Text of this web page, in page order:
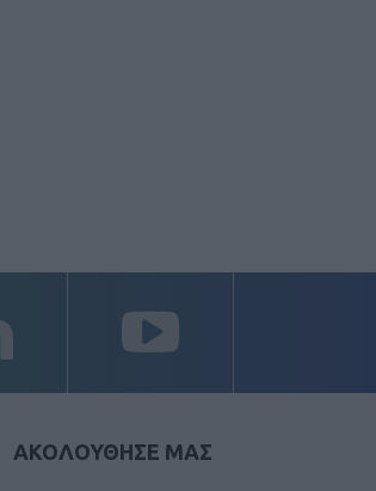
ΑΚΟΛΟΥΘΗΣΕ ΜΑΣ